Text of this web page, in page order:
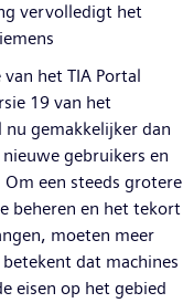
vervolledigt het
het TIA Portal
19 van het
gemakkelijker dan
gebruikers en
een steeds grotere
beheren en het tekort
moeten meer
dat machines
eisen op het gebied